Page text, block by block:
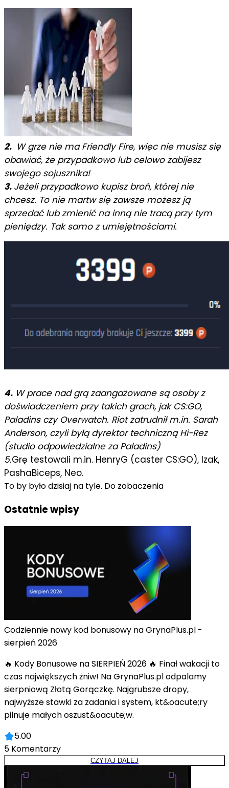
2. W grze nie ma Friendly Fire, więc nie musisz się
obawiać, że przypadkowo lub celowo zabijesz
swojego sojusznika!
3. Jeżeli przypadkowo kupisz broń, której nie
chcesz. To nie martw się zawsze możesz ją
sprzedać lub zmienić na inną nie tracą przy tym
pieniędzy. Tak samo z umiejętnościami.
4. W prace nad grą zaangażowane są osoby z
doświadczeniem przy takich grach, jak CS:GO,
Paladins czy Overwatch. Riot zatrudnił m.in. Sarah
Anderson, czyli byłą dyrektor techniczną Hi-Rez
(studio odpowiedzialne za Paladins)
5.Grę testowali m.in. HenryG (caster CS:GO), Izak,
PashaBiceps, Neo.
To by było dzisiaj na tyle. Do zobaczenia
Ostatnie wpisy
Codziennie nowy kod bonusowy na GrynaPlus.pl -
sierpień 2026
🔥 Kody Bonusowe na SIERPIEŃ 2026 🔥 Finał wakacji to
czas największych żniw! Na GrynaPlus.pl odpalamy
sierpniową Złotą Gorączkę. Najgrubsze dropy,
najwyższe stawki za zadania i system, kt&oacute;ry
pilnuje małych oszust&oacute;w.
5.00
5 Komentarzy
CZYTAJ DALEJ